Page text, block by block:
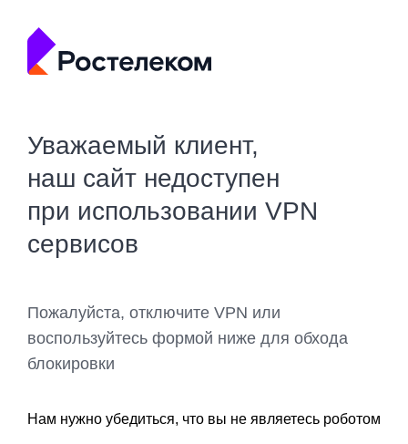
Уважаемый клиент,
наш сайт недоступен
при использовании VPN
сервисов
Пожалуйста, отключите VPN или
воспользуйтесь формой ниже для обхода
блокировки
Нам нужно убедиться, что вы не являетесь роботом